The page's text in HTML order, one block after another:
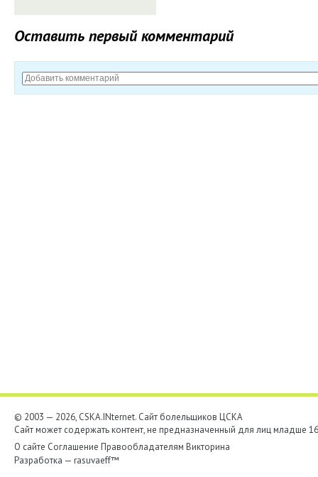
Оставить первый комментарий
© 2003 — 2026, CSKA.INternet. Cайт болельщиков ЦСКА
Сайт может содержать контент, не предназначенный для лиц младше
О сайте Соглашение Правообладателям Викторина
Разработка — rasuvaeff™